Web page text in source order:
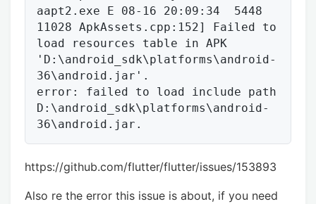
aapt2.exe E 08-16 20:09:34  5448
11028 ApkAssets.cpp:152] Failed to
load resources table in APK
'D:\android_sdk\platforms\android-
36\android.jar'.
error: failed to load include path
D:\android_sdk\platforms\android-
https://github.com/flutter/flutter/issues/153893
Also re the error this issue is about, if you need